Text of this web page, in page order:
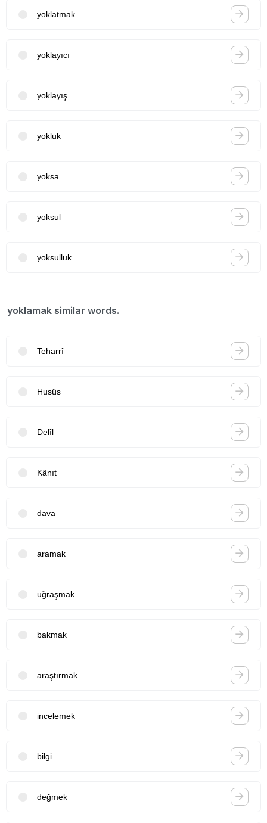
yoklatmak
yoklayıcı
yoklayış
yokluk
yoksa
yoksul
yoksulluk
yoklamak similar words.
Teharrî
Husûs
Delîl
Kânıt
dava
aramak
uğraşmak
bakmak
araştırmak
incelemek
bilgi
değmek